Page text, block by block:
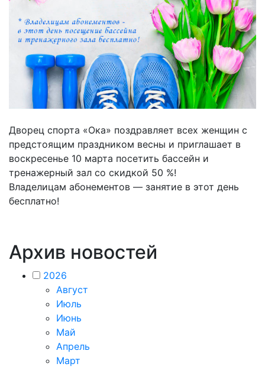
Дворец спорта «Ока» поздравляет всех женщин с
предстоящим праздником весны и приглашает в
воскресенье 10 марта посетить бассейн и
тренажерный зал со скидкой 50 %!
Владелицам абонементов — занятие в этот день
бесплатно!
Архив новостей
2026
Август
Июль
Июнь
Май
Апрель
Март